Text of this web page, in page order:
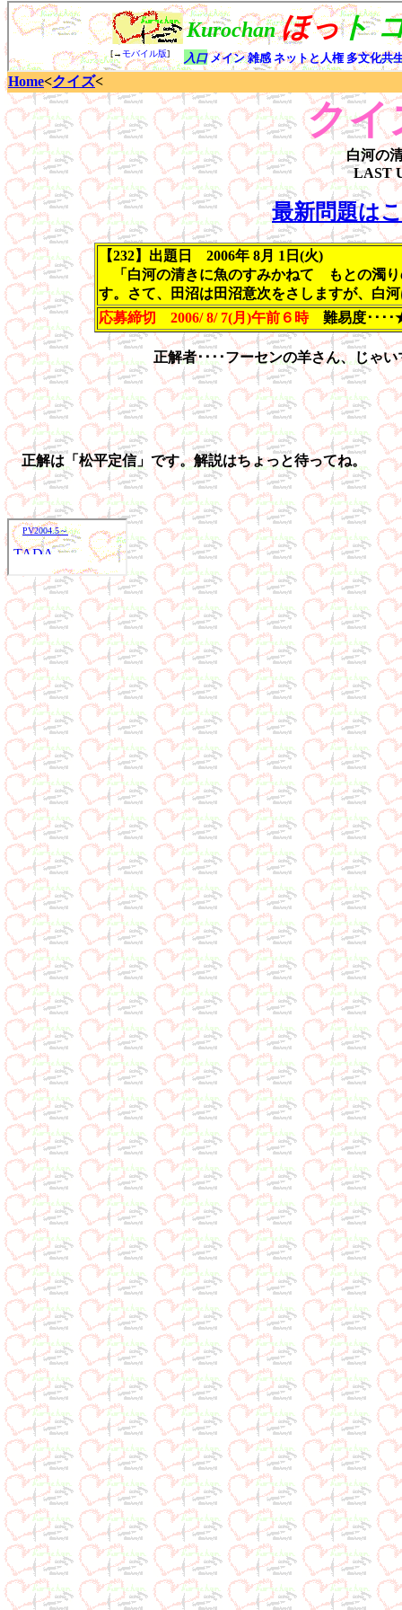
Home<クイズ<
クイ
白河の
LAST
最新問題は
【232】出題日 2006年 8月 1日(火)
「白河の清きに魚のすみかねて もとの濁り
す。さて、田沼は田沼意次をさしますが、白
応募締切 2006/ 8/ 7(月)午前６時 難易度･･
正解者････フーセンの羊さん、じゃ
正解は「松平定信」です。解説はちょっと待ってね。